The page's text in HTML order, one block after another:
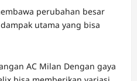
perubahan besar
utama yang bisa
AC Milan Dengan gaya